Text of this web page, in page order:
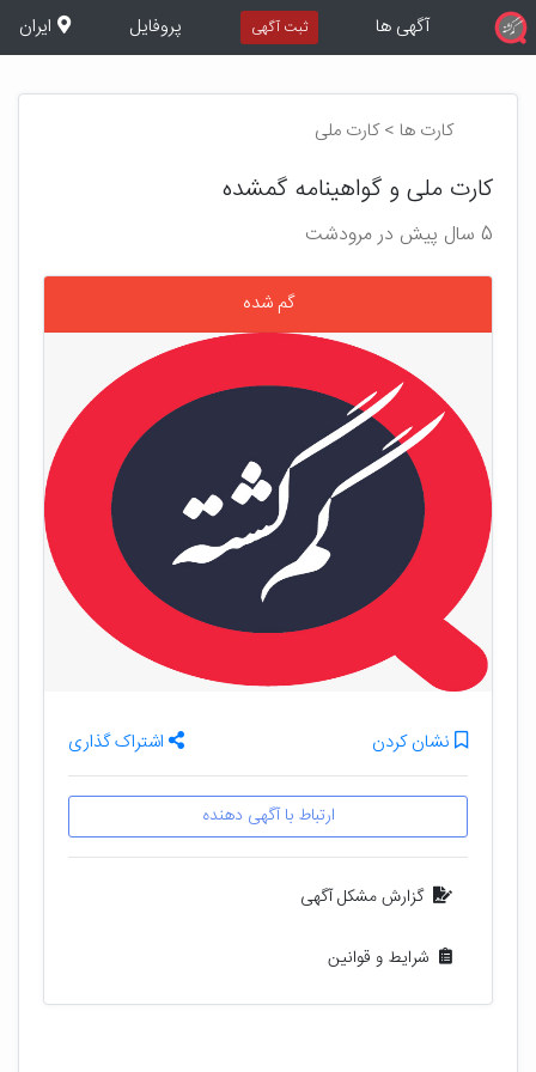
آگهی ها ثبت آگهی پروفایل ایران
کارت ها > کارت ملی
کارت ملی و گواهینامه گمشده
5 سال پیش در مرودشت
گم شده
نشان کردن اشتراک گذاری
ارتباط با آگهی دهنده
گزارش مشکل آگهی
شرایط و قوانین